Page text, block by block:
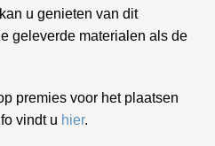
u genieten van dit
geleverde materialen als de
premies voor het plaatsen
vindt u hier.